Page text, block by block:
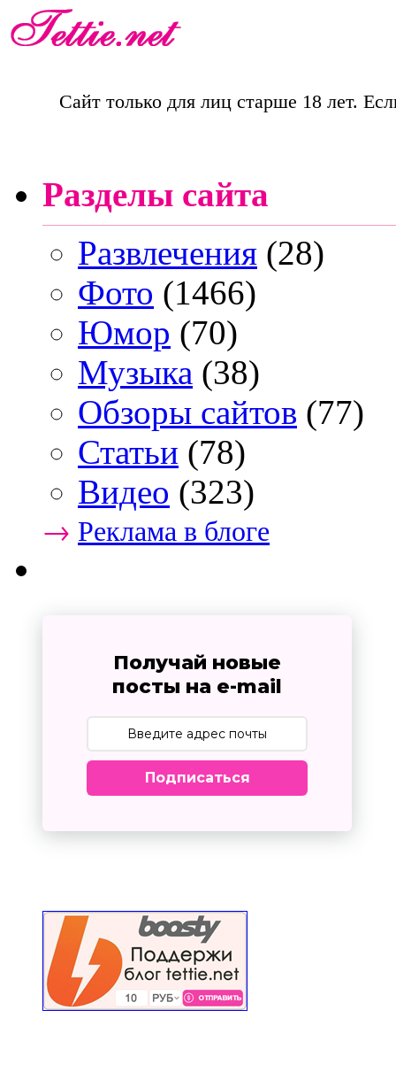
Сайт только для лиц старше 18 лет.
Разделы сайта
Развлечения (28)
Фото (1466)
Юмор (70)
Музыка (38)
Обзоры сайтов (77)
Статьи (78)
Видео (323)
→ Реклама в блоге
Получай новые
посты на e-mail
Подписаться